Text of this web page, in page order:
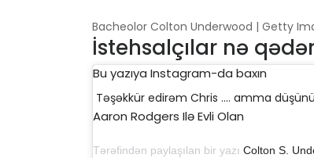
Bacheolor Colton Underwood | Getty
İstehsalçılar nə
Bu yazıya Instagram-da baxın
Təşəkkür edirəm Chris .... amma
Aaron Rodgers Ilə Evli Olan
Tərəfindən paylaşılan bir yazı Colton S.